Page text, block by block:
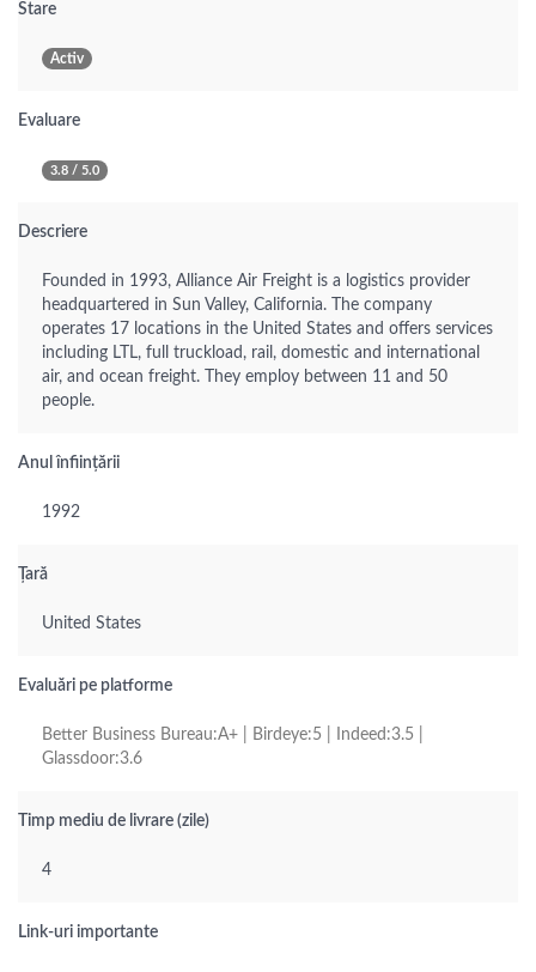
Stare
Activ
Evaluare
3.8 / 5.0
Descriere
Founded in 1993, Alliance Air Freight is a logistics provider
headquartered in Sun Valley, California. The company
operates 17 locations in the United States and offers services
including LTL, full truckload, rail, domestic and international
air, and ocean freight. They employ between 11 and 50
people.
Anul înființării
1992
Țară
United States
Evaluări pe platforme
Better Business Bureau:A+ | Birdeye:5 | Indeed:3.5 |
Glassdoor:3.6
Timp mediu de livrare (zile)
4
Link-uri importante